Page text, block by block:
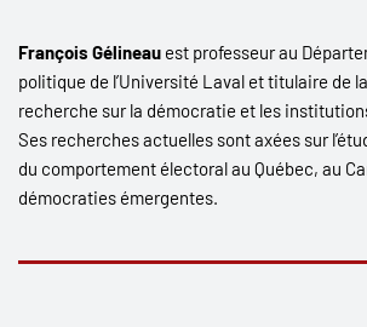
François Gélineau est professeur au
politique de l’Université Laval et titulaire de
recherche sur la démocratie et les
Ses recherches actuelles sont axées sur
du comportement électoral au Québec, au
démocraties émergentes.